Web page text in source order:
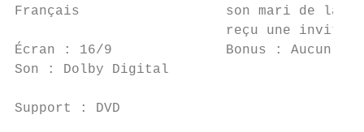
Français                  son mari de la tenir
reçu une
Écran : 16/9              Bonus : Aucun
Son : Dolby Digital
Support : DVD